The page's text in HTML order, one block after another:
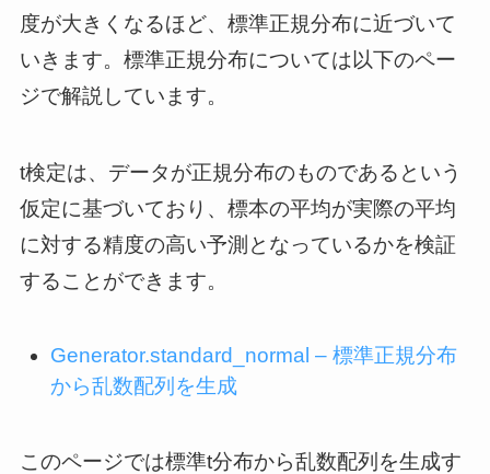
度が大きくなるほど、標準正規分布に近づいて
いきます。標準正規分布については以下のペー
ジで解説しています。
t検定は、データが正規分布のものであるという
仮定に基づいており、標本の平均が実際の平均
に対する精度の高い予測となっているかを検証
することができます。
Generator.standard_normal – 標準正規分布
から乱数配列を生成
このページでは標準t分布から乱数配列を生成す